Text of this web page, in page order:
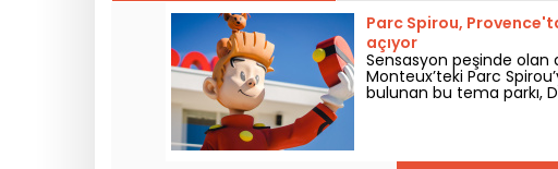
Parc Spirou,
açıyor
Sensasyon peşinde
Monteux’teki Parc
bulunan bu tema parkı,